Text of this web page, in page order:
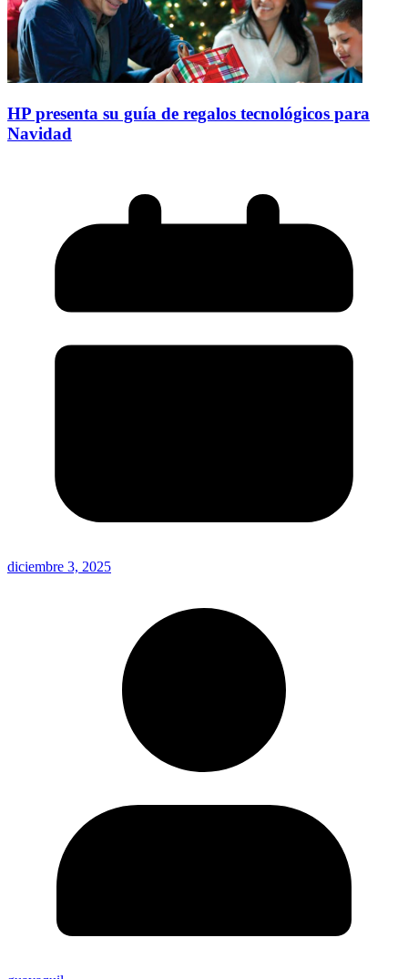
HP presenta su guía de regalos tecnológicos para
Navidad
diciembre 3, 2025